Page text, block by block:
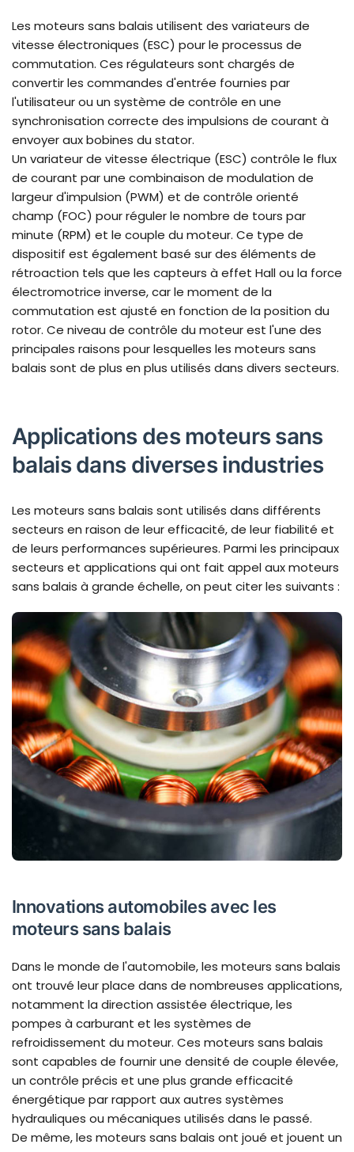
Les moteurs sans balais utilisent des variateurs de
vitesse électroniques (ESC) pour le processus de
commutation. Ces régulateurs sont chargés de
convertir les commandes d'entrée fournies par
l'utilisateur ou un système de contrôle en une
synchronisation correcte des impulsions de courant à
envoyer aux bobines du stator.
Un variateur de vitesse électrique (ESC) contrôle le flux
de courant par une combinaison de modulation de
largeur d'impulsion (PWM) et de contrôle orienté
champ (FOC) pour réguler le nombre de tours par
minute (RPM) et le couple du moteur. Ce type de
dispositif est également basé sur des éléments de
rétroaction tels que les capteurs à effet Hall ou la force
électromotrice inverse, car le moment de la
commutation est ajusté en fonction de la position du
rotor. Ce niveau de contrôle du moteur est l'une des
principales raisons pour lesquelles les moteurs sans
balais sont de plus en plus utilisés dans divers secteurs.
Applications des moteurs sans
balais dans diverses industries
Les moteurs sans balais sont utilisés dans différents
secteurs en raison de leur efficacité, de leur fiabilité et
de leurs performances supérieures. Parmi les principaux
secteurs et applications qui ont fait appel aux moteurs
sans balais à grande échelle, on peut citer les suivants :
Innovations automobiles avec les
moteurs sans balais
Dans le monde de l'automobile, les moteurs sans balais
ont trouvé leur place dans de nombreuses applications,
notamment la direction assistée électrique, les
pompes à carburant et les systèmes de
refroidissement du moteur. Ces moteurs sans balais
sont capables de fournir une densité de couple élevée,
un contrôle précis et une plus grande efficacité
énergétique par rapport aux autres systèmes
hydrauliques ou mécaniques utilisés dans le passé.
De même, les moteurs sans balais ont joué et jouent un